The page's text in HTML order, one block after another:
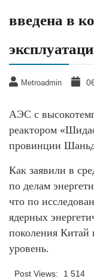
введена в
Metroadmin
АЭС с
реактором
провинции
Как заявили в
по делам
что по
ядерных
поколения
уровень.
Post Views: 1 514